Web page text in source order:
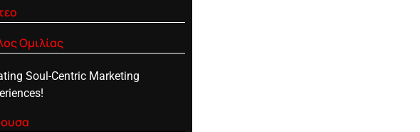
Ομιλίας
Soul-Centric Marketing